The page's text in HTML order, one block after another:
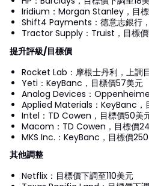
Iridium：Morgan Stanley，目
Shift4 Payments：德意志銀行
Tractor Supply：Truist，目標
提升評級/目標價
Rocket Lab：摩根士丹利，上調
Yeti：KeyBanc，目標價57美元
Analog Devices：
Applied Materials：KeyBanc，
Intel：TD Cowen，目標價50美
Macom：TD Cowen，目標價
MKS Inc.：KeyBanc，目標價
其他調整
Netflix：目標價下調至110美元